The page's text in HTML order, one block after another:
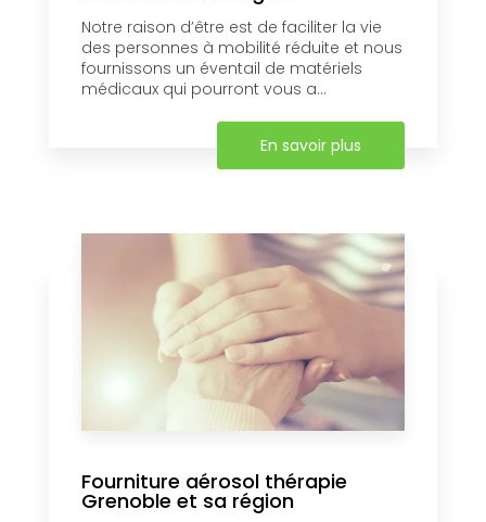
Notre raison d’être est de faciliter la vie
des personnes à mobilité réduite et nous
fournissons un éventail de matériels
médicaux qui pourront vous a...
En savoir plus
Fourniture aérosol thérapie
Grenoble et sa région